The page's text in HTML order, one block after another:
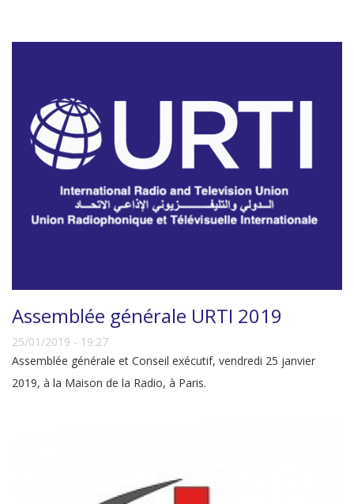
Assemblée générale URTI 2019
25/01/2019 - 19:27
Assemblée générale et Conseil exécutif, vendredi 25 janvier
2019, à la Maison de la Radio, à Paris.